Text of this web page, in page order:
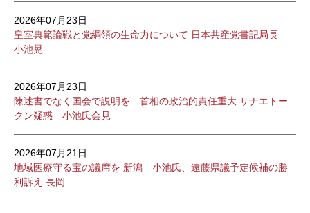
2026年07月23日
皇室典範論戦と党綱領の生命力について 日本共産党書記局長
小池晃
2026年07月23日
陳述書でなく国会で説明を 首相の政治的責任重大 サナエトー
クン疑惑 小池氏会見
2026年07月21日
地域医療守る宝の議席を 新潟 小池氏、遠藤県議予定候補の勝
利訴え 長岡